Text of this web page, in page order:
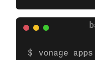
vonage